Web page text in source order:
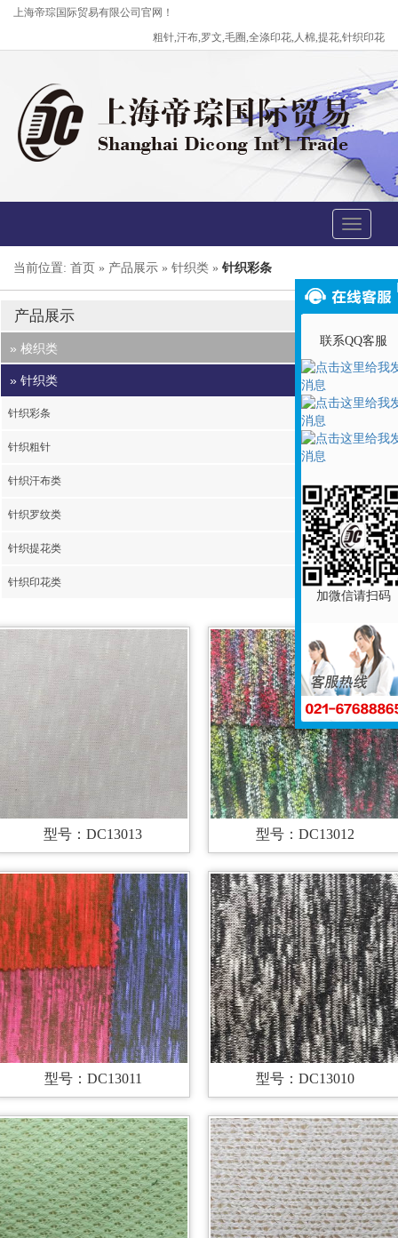
上海帝琮国际贸易有限公司官网！
粗针,汗布,罗文,毛圈,全涤印花,人棉,提花,针织印花
Toggle
当前位置: 首页 » 产品展示 » 针织类 » 针织彩条
产品展示
» 梭织类
涤纶染色
涤纶印花
人棉染色
人棉色织
人棉印花
» 针织类
针织彩条
针织粗针
针织汗布类
针织罗纹类
针织提花类
针织印花类
型号：DC13013 型号：DC13012
型号：DC13011 型号：DC13010
联系QQ客服
加微信请扫码